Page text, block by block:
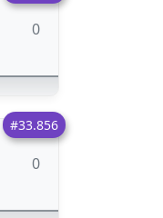
0
#33.856
0